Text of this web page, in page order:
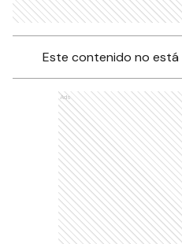
Este contenido no
Ads